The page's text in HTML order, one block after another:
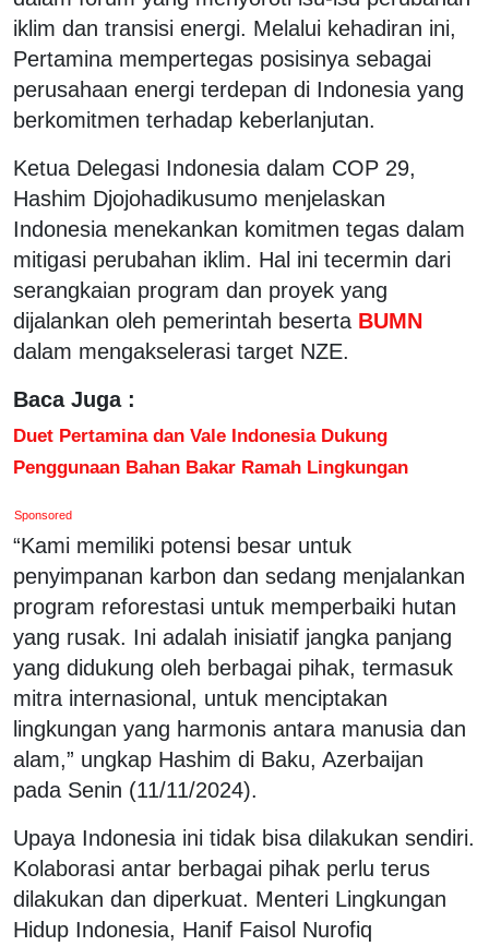
iklim dan transisi energi. Melalui kehadiran ini,
Pertamina mempertegas posisinya sebagai
perusahaan energi terdepan di Indonesia yang
berkomitmen terhadap keberlanjutan.
Ketua Delegasi Indonesia dalam COP 29,
Hashim Djojohadikusumo menjelaskan
Indonesia menekankan komitmen tegas dalam
mitigasi perubahan iklim. Hal ini tecermin dari
serangkaian program dan proyek yang
dijalankan oleh pemerintah beserta BUMN
dalam mengakselerasi target NZE.
Baca Juga :
Duet Pertamina dan Vale Indonesia Dukung
Penggunaan Bahan Bakar Ramah Lingkungan
Sponsored
“Kami memiliki potensi besar untuk
penyimpanan karbon dan sedang menjalankan
program reforestasi untuk memperbaiki hutan
yang rusak. Ini adalah inisiatif jangka panjang
yang didukung oleh berbagai pihak, termasuk
mitra internasional, untuk menciptakan
lingkungan yang harmonis antara manusia dan
alam,” ungkap Hashim di Baku, Azerbaijan
pada Senin (11/11/2024).
Upaya Indonesia ini tidak bisa dilakukan sendiri.
Kolaborasi antar berbagai pihak perlu terus
dilakukan dan diperkuat. Menteri Lingkungan
Hidup Indonesia, Hanif Faisol Nurofiq